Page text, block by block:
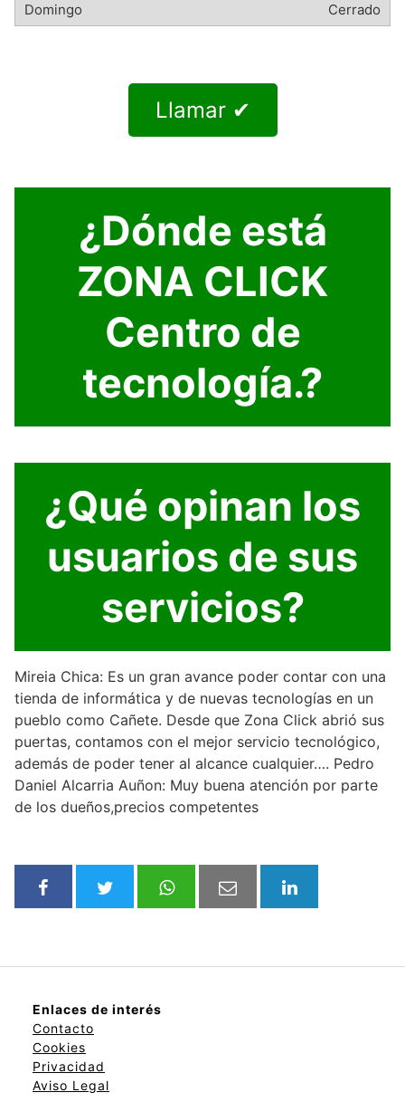
Cerrado
Llamar ✔
¿Dónde está
ZONA CLICK
Centro de
tecnología.?
¿Qué opinan los
usuarios de sus
servicios?
Mireia Chica: Es un gran avance poder contar con una
tienda de informática y de nuevas tecnologías en un
pueblo como Cañete. Desde que Zona Click abrió sus
puertas, contamos con el mejor servicio tecnológico,
además de poder tener al alcance cualquier…. Pedro
Daniel Alcarria Auñon: Muy buena atención por parte
de los dueños,precios competentes
Enlaces de interés
Contacto
Cookies
Privacidad
Aviso Legal